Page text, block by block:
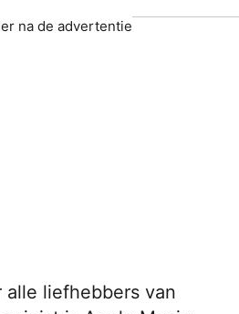
na de advertentie
alle liefhebbers van